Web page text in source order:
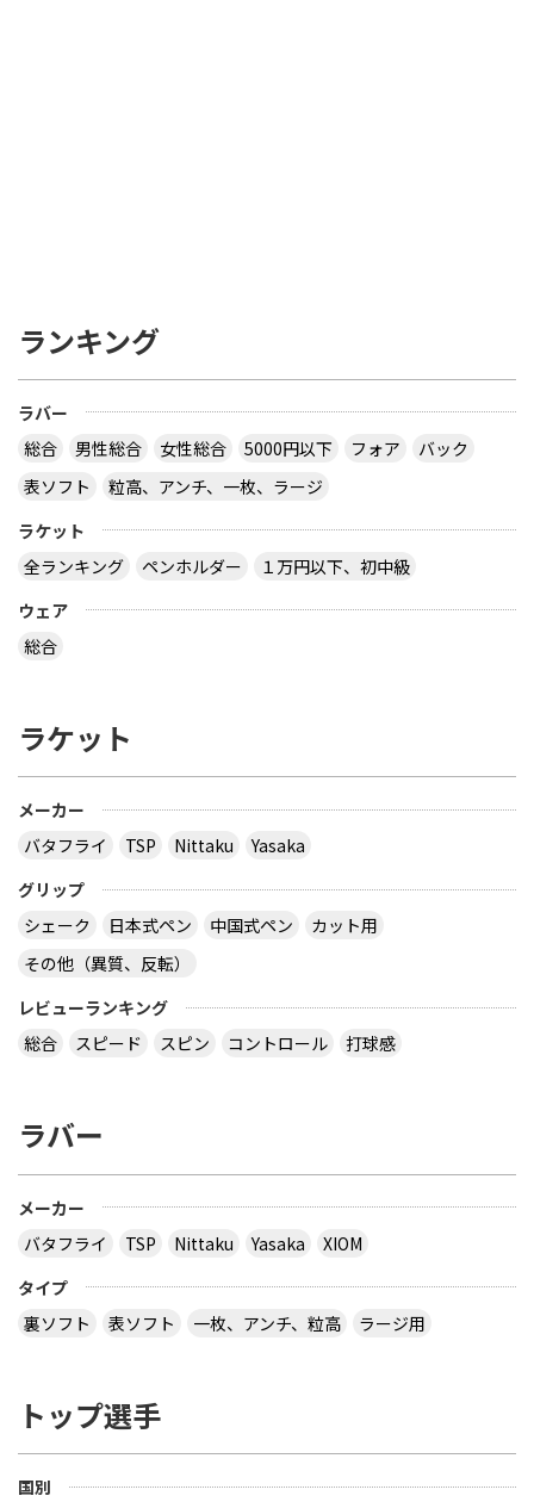
ランキング
ラバー
総合
男性総合 女性総合 5000円以下 フォア
バック
表ソフト
粒高、アンチ、一枚、ラージ
ラケット
全ランキング
ペンホルダー
１万円以下、初中級
ウェア
総合
ラケット
メーカー
バタフライ
TSP Nittaku
Yasaka
グリップ
シェーク
日本式ペン 中国式ペン
カット用
その他（異質、反転）
レビューランキング
総合
スピード スピン コントロール 打球感
ラバー
メーカー
バタフライ
TSP Nittaku Yasaka
XIOM
タイプ
裏ソフト
表ソフト 一枚、アンチ、粒高 ラージ用
トップ選手
国別